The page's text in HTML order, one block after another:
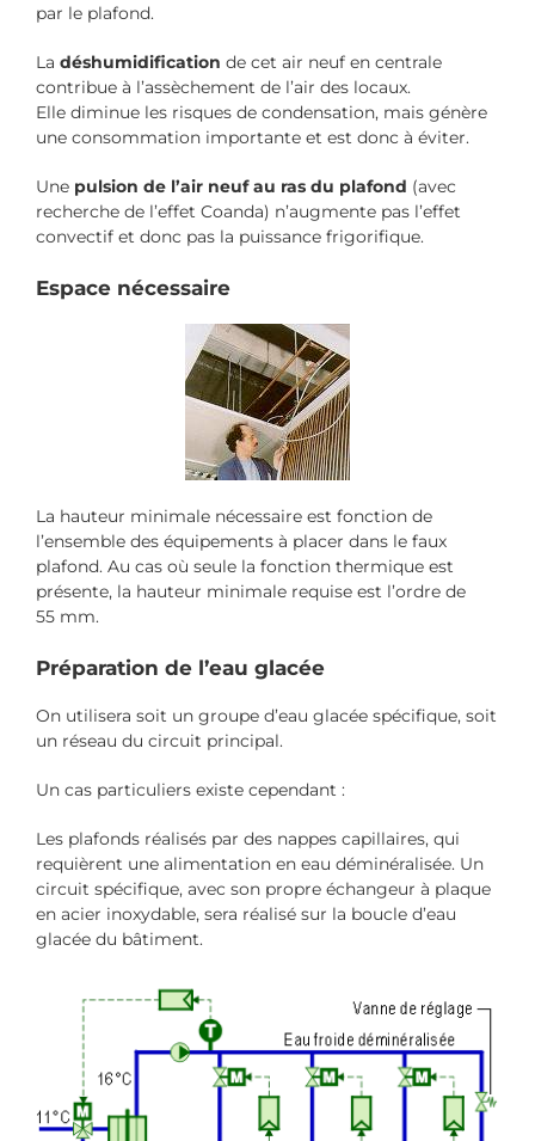
par le plafond.
La déshumidification de cet air neuf en centrale
contribue à l’assèchement de l’air des locaux.
Elle diminue les risques de condensation, mais génère
une consommation importante et est donc à éviter.
Une pulsion de l’air neuf au ras du plafond (avec
recherche de l’effet Coanda) n’augmente pas l’effet
convectif et donc pas la puissance frigorifique.
Espace nécessaire
La hauteur minimale nécessaire est fonction de
l’ensemble des équipements à placer dans le faux
plafond. Au cas où seule la fonction thermique est
présente, la hauteur minimale requise est l’ordre de
55 mm.
Préparation de l’eau glacée
On utilisera soit un groupe d’eau glacée spécifique, soit
un réseau du circuit principal.
Un cas particuliers existe cependant :
Les plafonds réalisés par des nappes capillaires, qui
requièrent une alimentation en eau déminéralisée. Un
circuit spécifique, avec son propre échangeur à plaque
en acier inoxydable, sera réalisé sur la boucle d’eau
glacée du bâtiment.